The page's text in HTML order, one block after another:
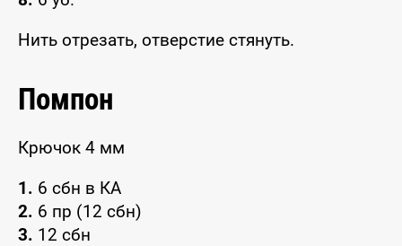
Нить отрезать, отверстие стянуть.
Помпон
Крючок 4 мм
1. 6 сбн в КА
2. 6 пр (12 сбн)
3. 12 сбн